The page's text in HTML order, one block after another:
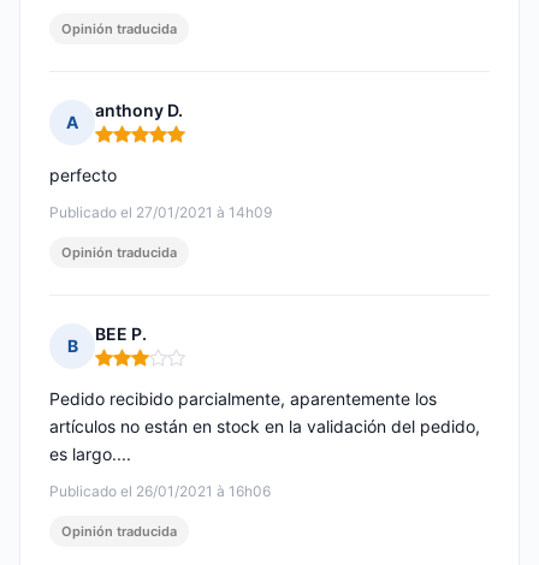
Opinión traducida
A
anthony D.
Nota: 5 de 5
Publicado el 27/01/2021 à 14h09
perfecto
Opinión traducida
B
BEE P.
Nota: 3 de 5
Publicado el 26/01/2021 à 16h06
Pedido recibido parcialmente, aparentemente los
artículos no están en stock en la validación del pedido,
es largo....
Opinión traducida